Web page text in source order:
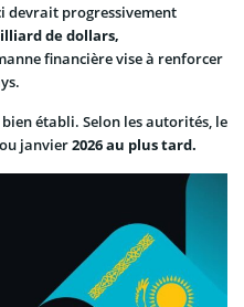
devrait progressivement
de dollars,
financière vise à renforcer
établi. Selon les autorités, le
janvier2026 au plus tard.